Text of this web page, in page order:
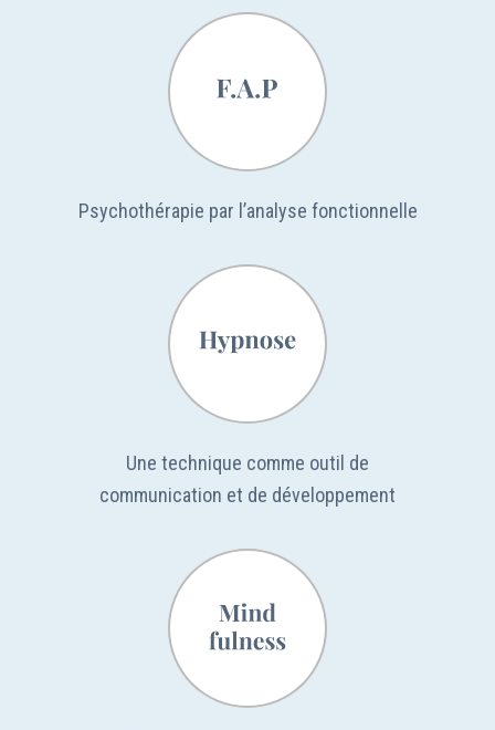
Psychothérapie par l’analyse fonctionnelle
Une technique comme outil de
communication et de développement